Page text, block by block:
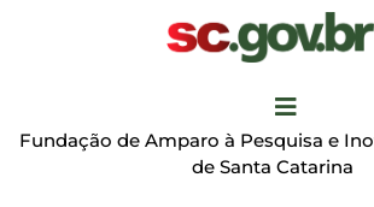
Fundação de Amparo à Pesquisa e
de Santa Catarina